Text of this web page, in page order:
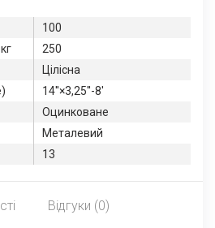
100
250
Цілісна
14''×3,25''-8'
Оцинковане
Металевий
13
Відгуки (0)